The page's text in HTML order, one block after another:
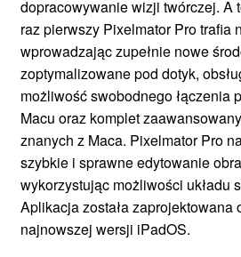
dopracowywanie wizji twórczej. A
raz pierwszy Pixelmator Pro trafia
wprowadzając zupełnie nowe
zoptymalizowane pod dotyk,
możliwość swobodnego łączenia
Macu oraz komplet
znanych z Maca. Pixelmator Pro
szybkie i sprawne edytowanie
wykorzystując możliwości układu
Aplikacja została zaprojektowana
najnowszej wersji iPadOS.